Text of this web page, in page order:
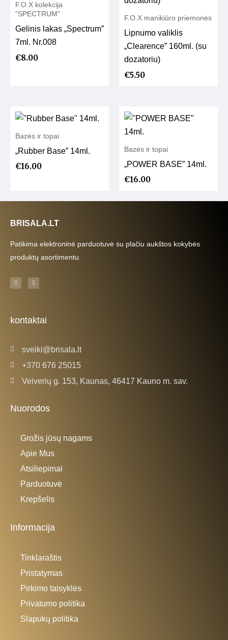
F.O.X kolekcija
"SPECTRUM"
Gelinis lakas „Spectrum”
7ml. Nr.008
€8.00
F.O.X manikiūro priemonės
Lipnumo valiklis
„Clearence” 160ml. (su
dozatoriu)
€5.50
Bazės ir topai
„Rubber Base” 14ml.
€16.00
Bazės ir topai
„POWER BASE” 14ml.
€16.00
BRISALA.LT
Patikima elektroninė parduotuvė su plačiu aukštos kokybės
produktų asortimentu.
F
a
c
-
f
I
n
s
m
kontaktai
sveiki@brisala.lt
+370 676 25015
Veiverių g. 153, Kaunas, 46417 Kauno m. sav.
Nuorodos
Grožis jūsų nagams
Apie Mus
Atsiliepimai
Parduotuvė
Krepšelis
Informacija
Tinklaraštis
Pristatymas
Pirkimo taisyklės
Privatumo politika
Slapukų politika